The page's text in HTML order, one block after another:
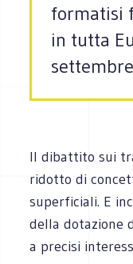
formatisi
in tutta
Il dibattito sui
ridotto di
superficiali. E
della dotazione
a precisi